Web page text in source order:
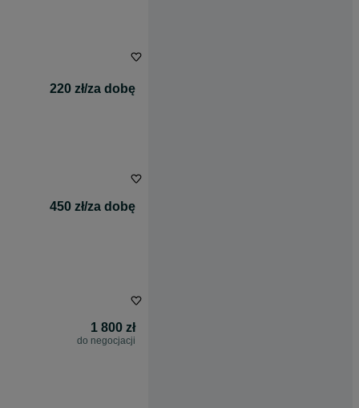
220 zł/za dobę
450 zł/za dobę
1 800 zł
do negocjacji